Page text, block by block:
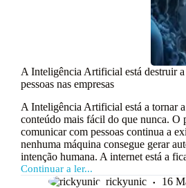
A Inteligência Artificial está destruir
pessoas nas empresas
A Inteligência Artificial está a tornar
conteúdo mais fácil do que nunca. O
comunicar com pessoas continua a
nenhuma máquina consegue gerar
intenção humana. A internet está a
Continuar a ler...
rickyunic
16